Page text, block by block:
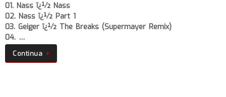
01. Nass ï¿½ Nass
02. Nass ï¿½ Part 1
03. Geiger ï¿½ The Breaks (Supermayer Remix)
04. …
Continua